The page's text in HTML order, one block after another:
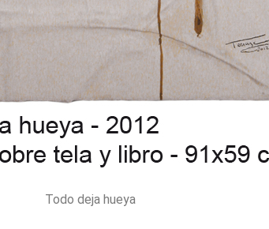
Todo deja hueya